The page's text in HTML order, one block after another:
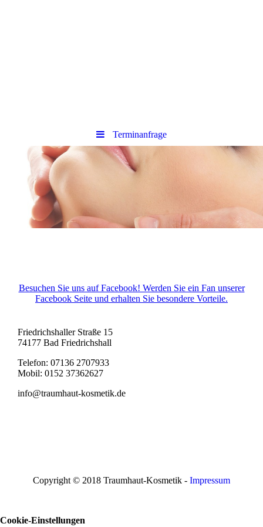
Terminanfrage
Besuchen Sie uns auf Facebook! Werden Sie ein Fan unserer
Facebook Seite und erhalten Sie besondere Vorteile.
Friedrichshaller Straße 15
74177 Bad Friedrichshall
Telefon: 07136 2707933
Mobil: 0152 37362627
info@traumhaut-kosmetik.de
Copyright © 2018 Traumhaut-Kosmetik - Impressum
Cookie-Einstellungen